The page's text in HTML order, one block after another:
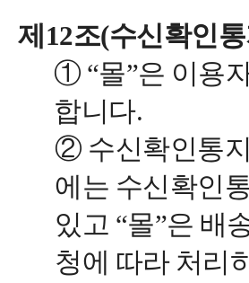
제12조(수신확인
① “몰”은 이용
합니다.
② 수신확인통
에는 수신확인
있고 “몰”은 배
청에 따라 처리